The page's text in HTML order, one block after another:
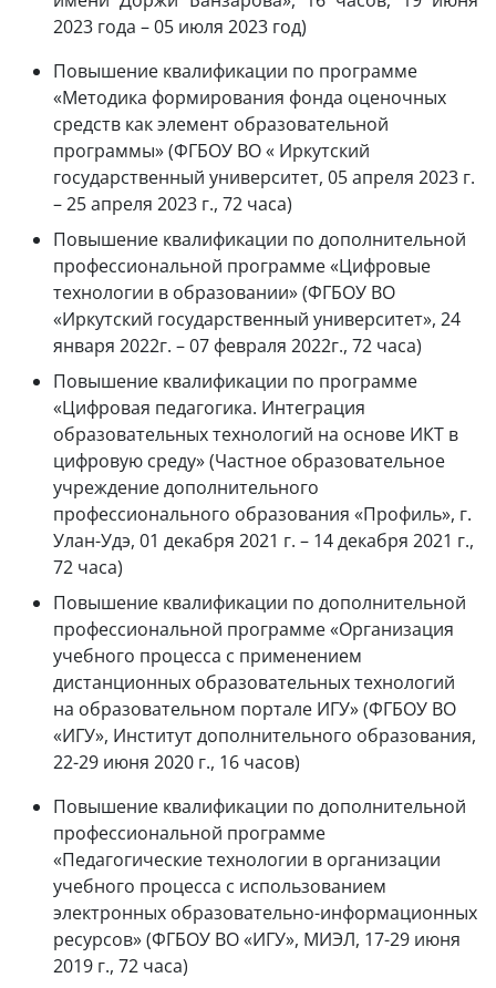
2023 года – 05 июля 2023 год)
Повышение квалификации по программе
«Методика формирования фонда оценочных
средств как элемент образовательной
программы» (ФГБОУ ВО « Иркутский
государственный университет, 05 апреля 2023 г.
– 25 апреля 2023 г., 72 часа)
Повышение квалификации по дополнительной
профессиональной программе «Цифровые
технологии в образовании» (ФГБОУ ВО
«Иркутский государственный университет», 24
января 2022г. – 07 февраля 2022г., 72 часа)
Повышение квалификации по программе
«Цифровая педагогика. Интеграция
образовательных технологий на основе ИКТ в
цифровую среду» (Частное образовательное
учреждение дополнительного
профессионального образования «Профиль», г.
Улан-Удэ, 01 декабря 2021 г. – 14 декабря 2021 г.,
72 часа)
Повышение квалификации по дополнительной
профессиональной программе «Организация
учебного процесса с применением
дистанционных образовательных технологий
на образовательном портале ИГУ» (ФГБОУ ВО
«ИГУ», Институт дополнительного образования,
22-29 июня 2020 г., 16 часов)
Повышение квалификации по дополнительной
профессиональной программе
«Педагогические технологии в организации
учебного процесса с использованием
электронных образовательно-информационных
ресурсов» (ФГБОУ ВО «ИГУ», МИЭЛ, 17-29 июня
2019 г., 72 часа)